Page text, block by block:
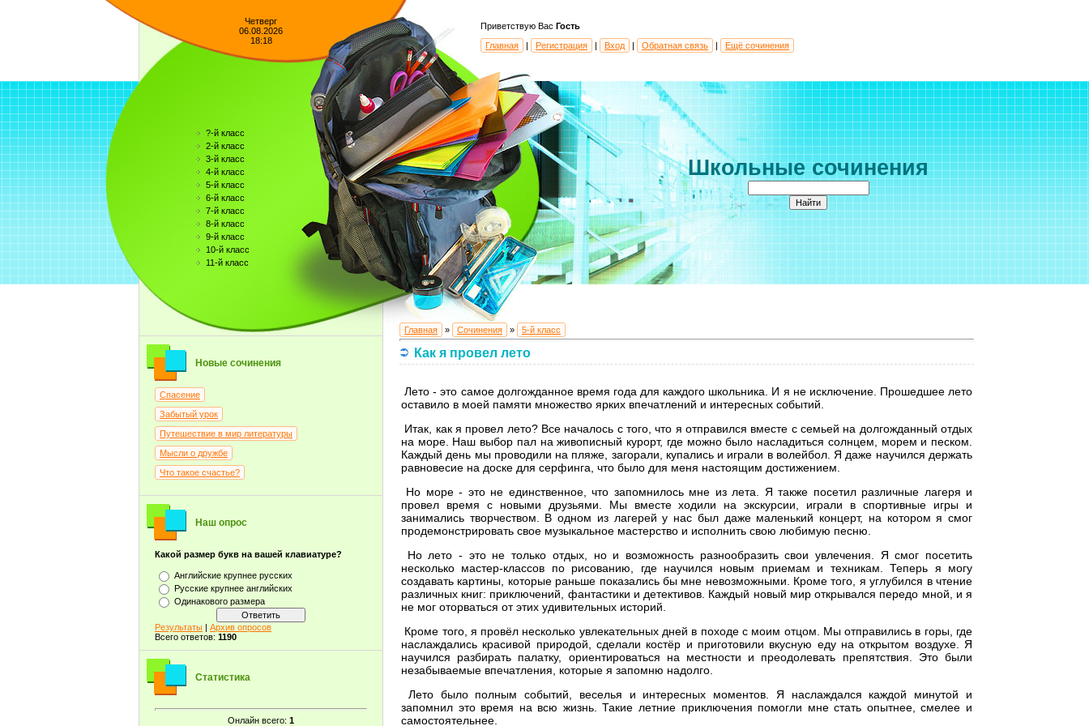
Четверг
06.08.2026
18:18
?-й класс
2-й класс
3-й класс
4-й класс
5-й класс
6-й класс
7-й класс
8-й класс
9-й класс
10-й класс
11-й класс
Новые сочинения
Спасение
Забытый урок
Путешествие в мир литературы
Мысли о дружбе
Что такое счастье?
Наш опрос
Какой размер букв на вашей клавиатуре?
Английские крупнее русских
Русские крупнее английских
Одинакового размера
Результаты | Архив опросов
Всего ответов: 1190
Статистика
Онлайн всего: 1
Приветствую Вас Гость
Главная
| Регистрация | Вход | Обратная связь | Ещё сочинения
Школьные сочинения
Главная » Сочинения » 5-й класс
Как я провел лето
Лето - это самое долгожданное время года для каждого школьника. И я не исключение. Прошедшее лето
оставило в моей памяти множество ярких впечатлений и интересных событий.
Итак, как я провел лето? Все началось с того, что я отправился вместе с семьей на долгожданный отдых
на море. Наш выбор пал на живописный курорт, где можно было насладиться солнцем, морем и песком.
Каждый день мы проводили на пляже, загорали, купались и играли в волейбол. Я даже научился держать
равновесие на доске для серфинга, что было для меня настоящим достижением.
Но море - это не единственное, что запомнилось мне из лета. Я также посетил различные лагеря и
провел время с новыми друзьями. Мы вместе ходили на экскурсии, играли в спортивные игры и
занимались творчеством. В одном из лагерей у нас был даже маленький концерт, на котором я смог
продемонстрировать свое музыкальное мастерство и исполнить свою любимую песню.
Но лето - это не только отдых, но и возможность разнообразить свои увлечения. Я смог посетить
несколько мастер-классов по рисованию, где научился новым приемам и техникам. Теперь я могу
создавать картины, которые раньше показались бы мне невозможными. Кроме того, я углубился в чтение
различных книг: приключений, фантастики и детективов. Каждый новый мир открывался передо мной, и я
не мог оторваться от этих удивительных историй.
Кроме того, я провёл несколько увлекательных дней в походе с моим отцом. Мы отправились в горы, где
наслаждались красивой природой, сделали костёр и приготовили вкусную еду на открытом воздухе. Я
научился разбирать палатку, ориентироваться на местности и преодолевать препятствия. Это были
незабываемые впечатления, которые я запомню надолго.
Лето было полным событий, веселья и интересных моментов. Я наслаждался каждой минутой и
запомнил это время на всю жизнь. Такие летние приключения помогли мне стать опытнее, смелее и
самостоятельнее.